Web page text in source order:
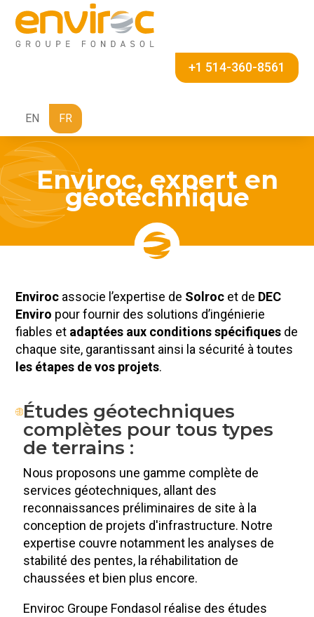
+1 514-360-8561
EN FR
Enviroc, expert en
géotechnique
Enviroc associe l’expertise de Solroc et de DEC
Enviro pour fournir des solutions d’ingénierie
fiables et adaptées aux conditions spécifiques de
chaque site, garantissant ainsi la sécurité à toutes
les étapes de vos projets.
Études géotechniques
complètes pour tous types
de terrains :
Nous proposons une gamme complète de
services géotechniques, allant des
reconnaissances préliminaires de site à la
conception de projets d'infrastructure. Notre
expertise couvre notamment les analyses de
stabilité des pentes, la réhabilitation de
chaussées et bien plus encore.
Enviroc Groupe Fondasol réalise des études